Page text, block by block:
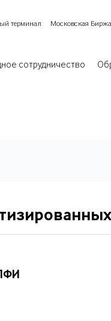
терминал Московская Биржа
сотрудничество